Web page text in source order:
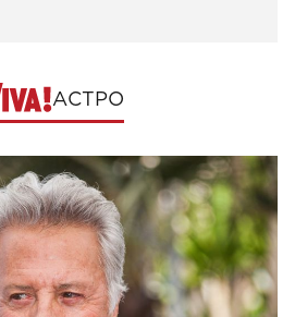
АСТРО